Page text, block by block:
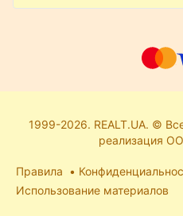
1999-2026. REALT.UA. ©
реализация
Правила
Использование материалов